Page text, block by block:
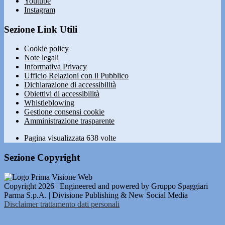
Instagram
Sezione Link Utili
Cookie policy
Note legali
Informativa Privacy
Ufficio Relazioni con il Pubblico
Dichiarazione di accessibilità
Obiettivi di accessibilità
Whistleblowing
Gestione consensi cookie
Amministrazione trasparente
Pagina visualizzata 638 volte
Sezione Copyright
Copyright 2026 | Engineered and powered by Gruppo Spaggiari
Parma S.p.A. | Divisione Publishing & New Social Media
Disclaimer trattamento dati personali